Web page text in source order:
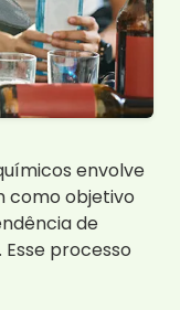
envolve
como objetivo
de
processo